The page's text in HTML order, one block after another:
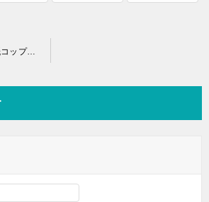
クリスマスの工作 紙コップで作るサンタクロースの型紙無料ダウンロード